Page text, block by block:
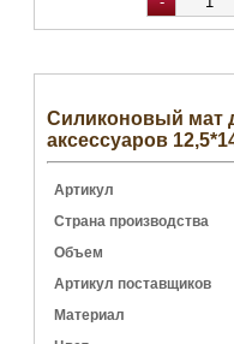
Силиконовый мат
аксессуаров
Артикул
Страна производства
Объем
Артикул поставщиков
Материал